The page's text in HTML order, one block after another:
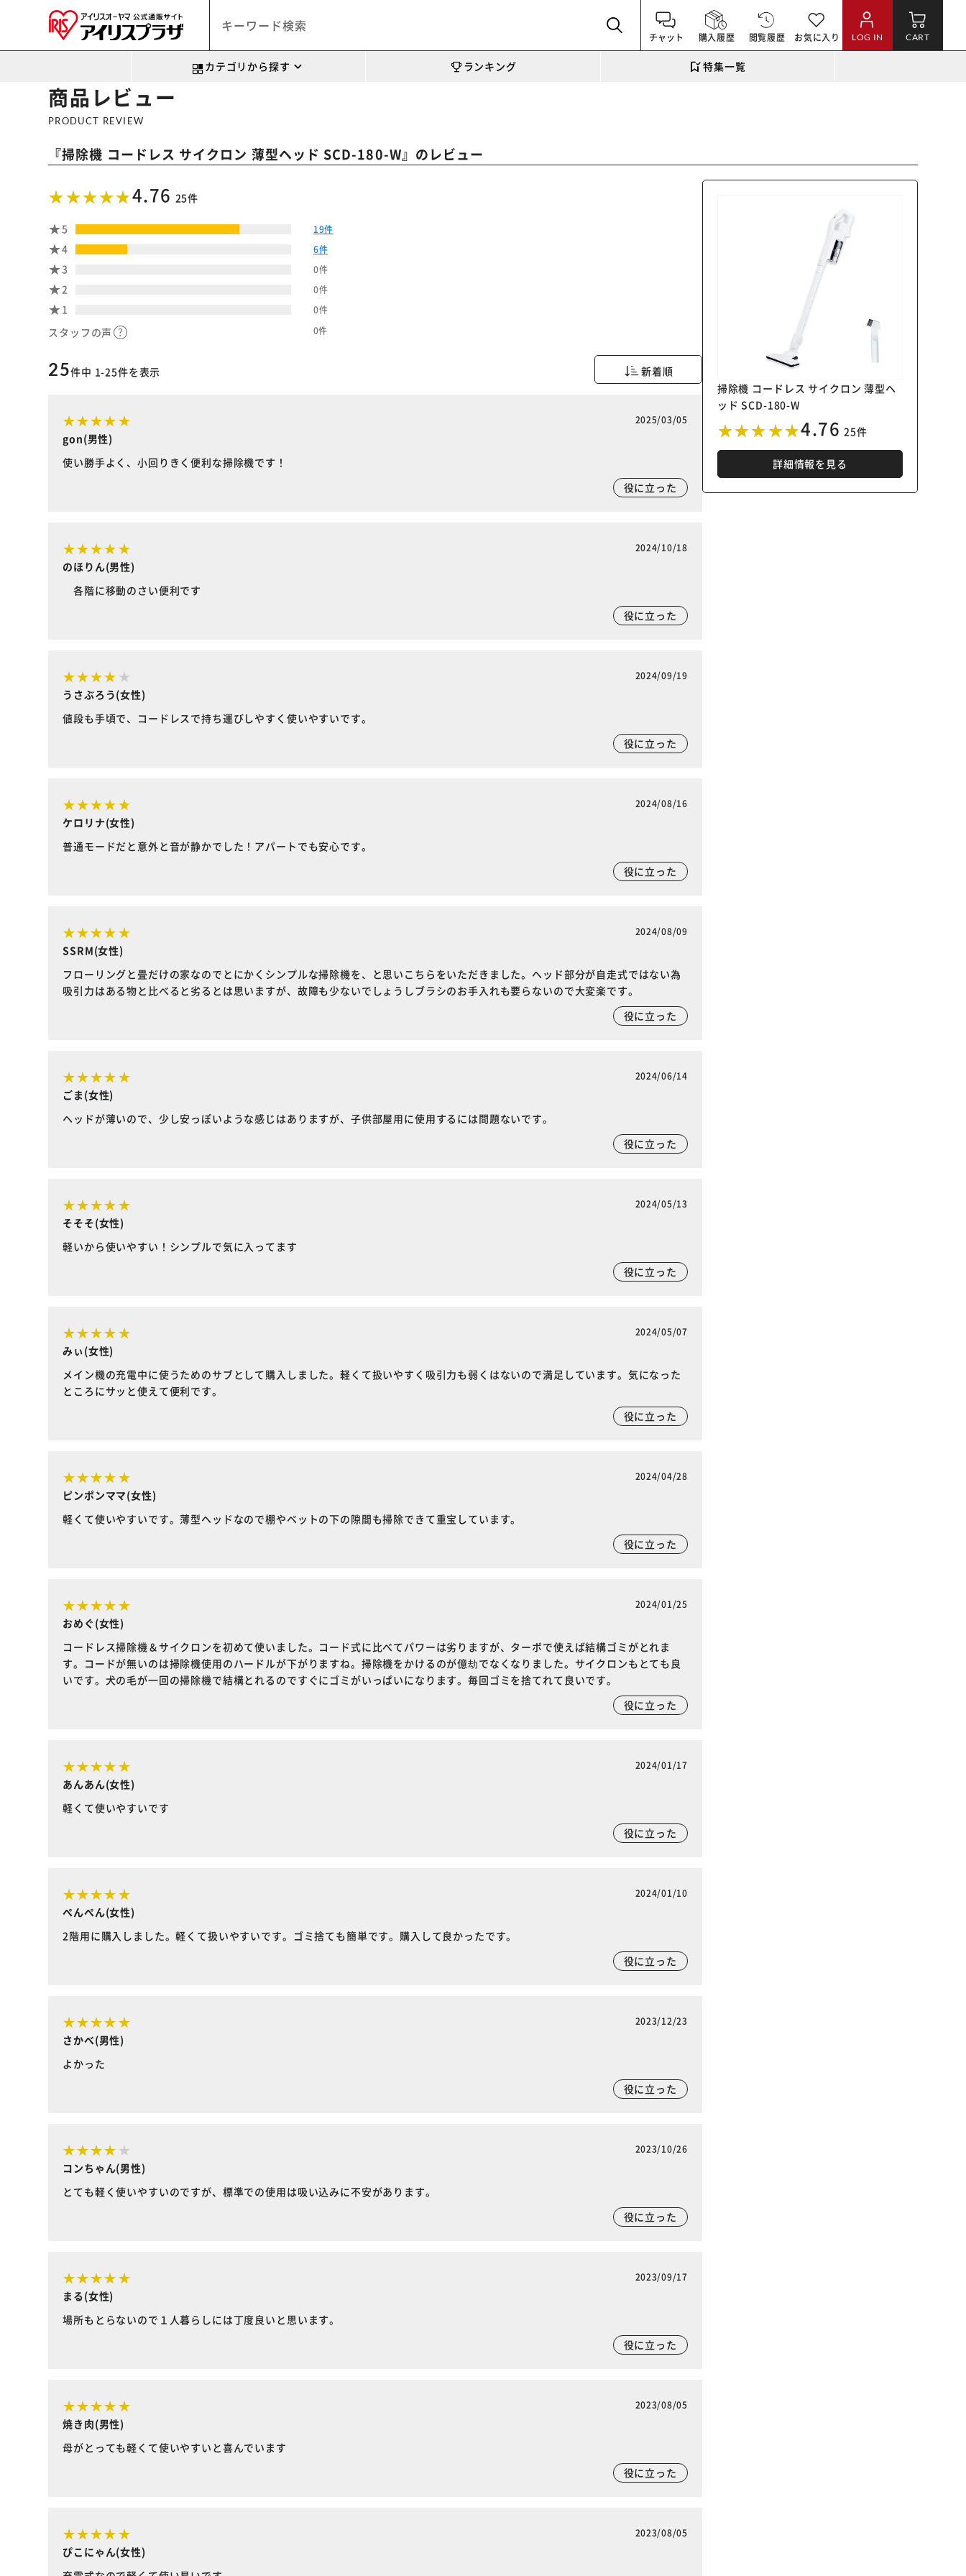
チャット 購入履歴 閲覧履歴 お気に入り LOG IN CART
カテゴリから探す ランキング 特集一覧
商品レビュー
PRODUCT REVIEW
『掃除機 コードレス サイクロン 薄型ヘッド SCD-180-W』のレビュー
掃除機 コードレス サイクロン 薄型ヘ
ッド SCD-180-W
4.76 25件
詳細情報を見る
4.76 25件
5 19件
4 6件
3 0件
2 0件
1 0件
スタッフの声 0件
新着順
25件中 1-25件を表示
2025/03/05
gon(男性)
使い勝手よく、小回りきく便利な掃除機です！
役に立った
2024/10/18
のほりん(男性)
各階に移動のさい便利です
役に立った
2024/09/19
うさぶろう(女性)
値段も手頃で、コードレスで持ち運びしやすく使いやすいです。
役に立った
2024/08/16
ケロリナ(女性)
普通モードだと意外と音が静かでした！アパートでも安心です。
役に立った
2024/08/09
SSRM(女性)
フローリングと畳だけの家なのでとにかくシンプルな掃除機を、と思いこちらをいただきました。ヘッド部分が自走式ではない為
吸引力はある物と比べると劣るとは思いますが、故障も少ないでしょうしブラシのお手入れも要らないので大変楽です。
役に立った
2024/06/14
ごま(女性)
ヘッドが薄いので、少し安っぽいような感じはありますが、子供部屋用に使用するには問題ないです。
役に立った
2024/05/13
そそそ(女性)
軽いから使いやすい！シンプルで気に入ってます
役に立った
2024/05/07
みぃ(女性)
メイン機の充電中に使うためのサブとして購入しました。軽くて扱いやすく吸引力も弱くはないので満足しています。気になった
ところにサッと使えて便利です。
役に立った
2024/04/28
ピンポンママ(女性)
軽くて使いやすいです。薄型ヘッドなので棚やベットの下の隙間も掃除できて重宝しています。
役に立った
2024/01/25
おめぐ(女性)
コードレス掃除機＆サイクロンを初めて使いました。コード式に比べてパワーは劣りますが、ターボで使えば結構ゴミがとれま
す。コードが無いのは掃除機使用のハードルが下がりますね。掃除機をかけるのが億劫でなくなりました。サイクロンもとても良
いです。犬の毛が一回の掃除機で結構とれるのですぐにゴミがいっぱいになります。毎回ゴミを捨てれて良いです。
役に立った
2024/01/17
あんあん(女性)
軽くて使いやすいです
役に立った
2024/01/10
ぺんぺん(女性)
2階用に購入しました。軽くて扱いやすいです。ゴミ捨ても簡単です。購入して良かったです。
役に立った
2023/12/23
さかべ(男性)
よかった
役に立った
2023/10/26
コンちゃん(男性)
とても軽く使いやすいのですが、標準での使用は吸い込みに不安があります。
役に立った
2023/09/17
まる(女性)
場所もとらないので１人暮らしには丁度良いと思います。
役に立った
2023/08/05
焼き肉(男性)
母がとっても軽くて使いやすいと喜んでいます
役に立った
2023/08/05
ぴこにゃん(女性)